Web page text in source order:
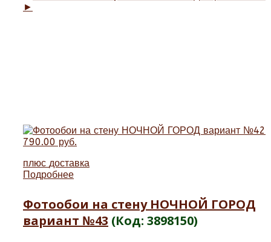
►
790.00 руб.
плюс доставка
Подробнее
Фотообои на стену НОЧНОЙ ГОРОД
вариант №43 (Код: 3898150)